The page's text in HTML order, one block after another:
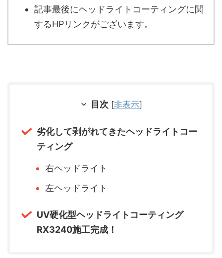
記事最後にヘッドライトコーティングに関
するHPリンクがございます。
目次 [非表示]
劣化して剥がれてきたヘッドライトコー
ティング
右ヘッドライト
左ヘッドライト
UV硬化型ヘッドライトコーティング
RX3240施工完成！